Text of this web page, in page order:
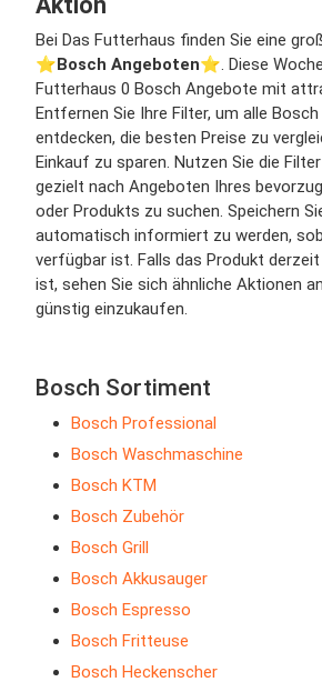
Bei Das Futterhaus finden Sie eine
⭐️Bosch Angeboten⭐️. Diese
Futterhaus 0 Bosch Angebote mit
Entfernen Sie Ihre Filter, um alle
entdecken, die besten Preise zu
Einkauf zu sparen. Nutzen Sie die
gezielt nach Angeboten Ihres
oder Produkts zu suchen. Speichern
automatisch informiert zu werden,
verfügbar ist. Falls das Produkt
ist, sehen Sie sich ähnliche Aktionen
günstig einzukaufen.
Bosch Sortiment
Bosch Professional
Bosch Waschmaschine
Bosch KTM
Bosch Zubehör
Bosch Grill
Bosch Akkusauger
Bosch Espresso
Bosch Fritteuse
Bosch Heckenscher